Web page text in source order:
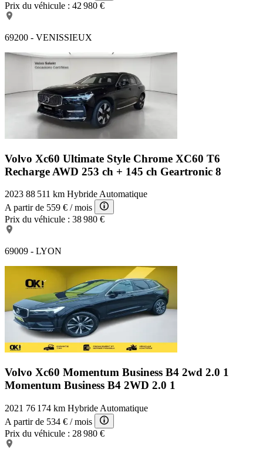
Prix du véhicule : 42 980 €
69200 - VENISSIEUX
Volvo Xc60 Ultimate Style Chrome XC60 T6
Recharge AWD 253 ch + 145 ch Geartronic 8
2023 88 511 km HybrideAutomatique
A partir de 559 € / mois
Prix du véhicule : 38 980 €
69009 - LYON
Volvo Xc60 Momentum Business B4 2wd 2.0 1
Momentum Business B4 2WD 2.0 1
2021 76 174 km Hybride Automatique
A partir de 534 € / mois
Prix du véhicule : 28 980 €